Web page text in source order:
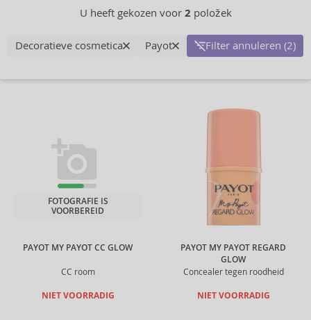
U heeft gekozen voor 2 položek
Decoratieve cosmetica Payot Filter annuleren (2)
PAYOT MY PAYOT CC GLOW
CC room
FOTOGRAFIE IS
VOORBEREID
NIET VOORRADIG
PAYOT MY PAYOT REGARD
GLOW
Concealer tegen roodheid
NIET VOORRADIG